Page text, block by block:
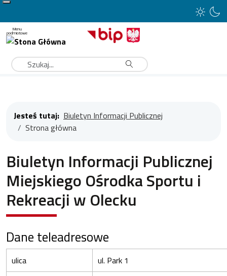
Jesteś tutaj: Biuletyn Informacji Publicznej
Strona główna
Biuletyn Informacji Publicznej
Miejskiego Ośrodka Sportu i
Rekreacji w Olecku
Dane teleadresowe
ulica
ul. Park 1